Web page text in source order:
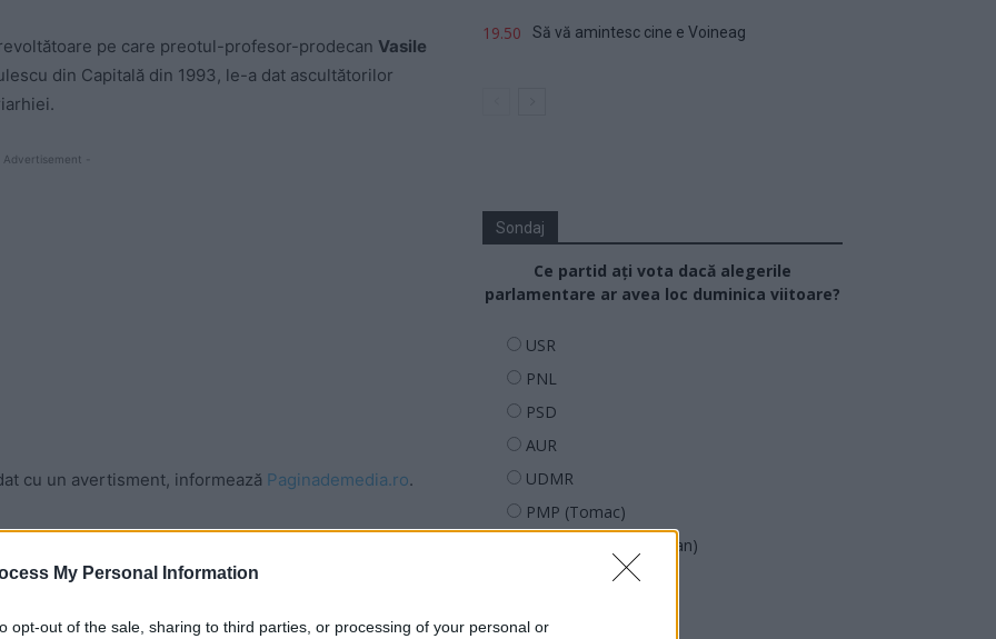
My Personal Information
opt-out of the sale, sharing to third parties, or processing of your personal or
pe care preotul-profesor-prodecan Vasile
din Capitală din 1993, le-a dat ascultătorilor
Advertisement -
cu un avertisment, informează Paginademedia.ro.
CNA din partea PNL: „Am fost absolut
CNA, nu am auzit ceva atât de groaznic. Sunt niște
la prezervativ și viol este absolut îngrozitoare și de
al BOR. Cum poți să vorbești despre «viol
19.50 Să vă amintesc cine e Voineag
Sondaj
Ce partid ați vota dacă alegerile
parlamentare ar avea loc duminica viitoare?
USR
PNL
PSD
AUR
UDMR
PMP (Tomac)
Forța Dreptei (L. Orban)